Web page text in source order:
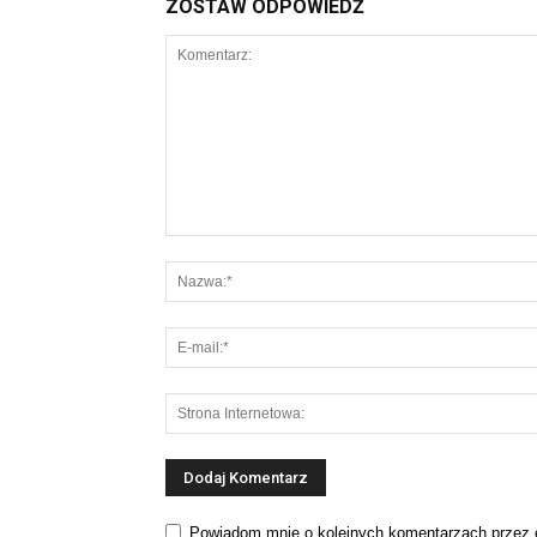
ZOSTAW ODPOWIEDŹ
Powiadom mnie o kolejnych komentarzach przez